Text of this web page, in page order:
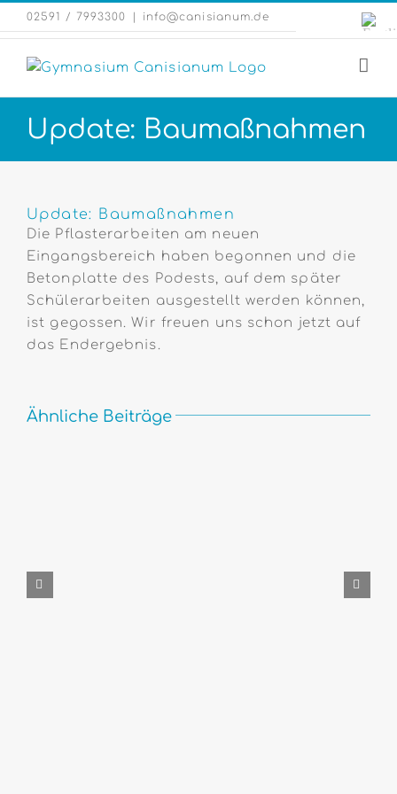
Zum
Inhalt
springen
02591 / 7993300 info@canisianum.de
Update: Baumaßnahmen
grösseres
Bild
Update: Baumaßnahmen
Die Pflasterarbeiten am neuen
Eingangsbereich haben begonnen und die
Betonplatte des Podests, auf dem später
Schülerarbeiten ausgestellt werden können,
ist gegossen. Wir freuen uns schon jetzt auf
das Endergebnis.
Ähnliche Beiträge